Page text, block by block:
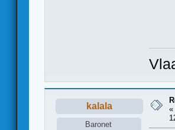
kalala
Baronet
«